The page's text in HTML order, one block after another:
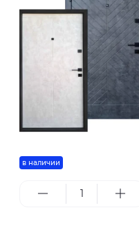
в наличии